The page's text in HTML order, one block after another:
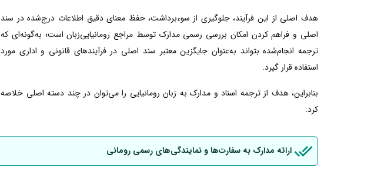
هدف اصلی از این فرآیند، جلوگیری از سوءبرداشت، حفظ معنای دقیق اطلاعات درج‌شده در سند
اصلی و فراهم کردن امکان بررسی رسمی مدارک توسط مراجع رومانیایی‌زبان است؛ به‌گونه‌ای که
ترجمه انجام‌شده بتواند به‌عنوان جایگزین معتبر سند اصلی در فرآیندهای قانونی و اداری مورد
استفاده قرار گیرد.
بنابراین، هدف از ترجمه اسناد و مدارک به زبان رومانیایی را می‌توان در چند دسته اصلی خلاصه
کرد:
ارائه مدارک به سفارت‌ها و نمایندگی‌های رسمی رومانی